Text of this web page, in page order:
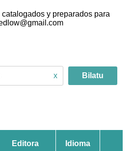
y preparados para
x
Editora Idioma